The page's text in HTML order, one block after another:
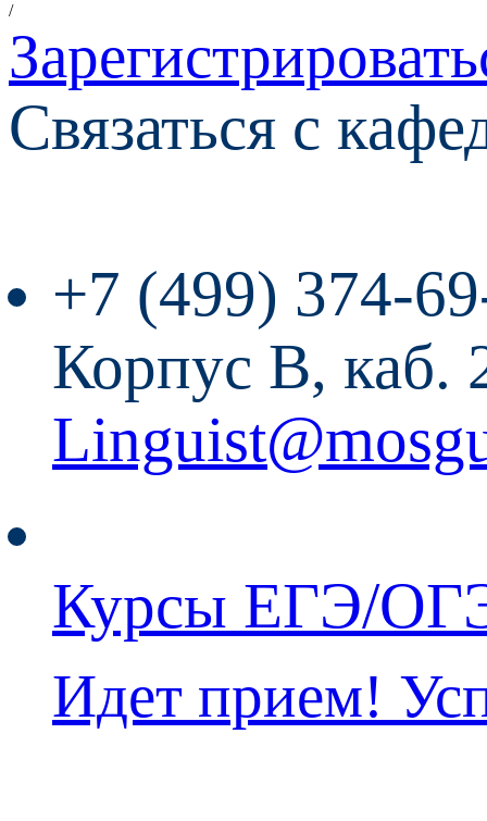
/
Связаться с
+7 (499) 374-
Корпус В, каб.
Курсы ЕГЭ/
Идет прием!